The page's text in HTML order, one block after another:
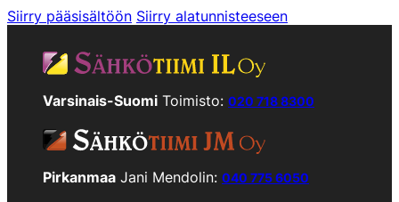
Siirry pääsisältöön Siirry alatunnisteeseen
Varsinais-Suomi Toimisto: 020 718 8300
Pirkanmaa Jani Mendolin: 040 775 6050